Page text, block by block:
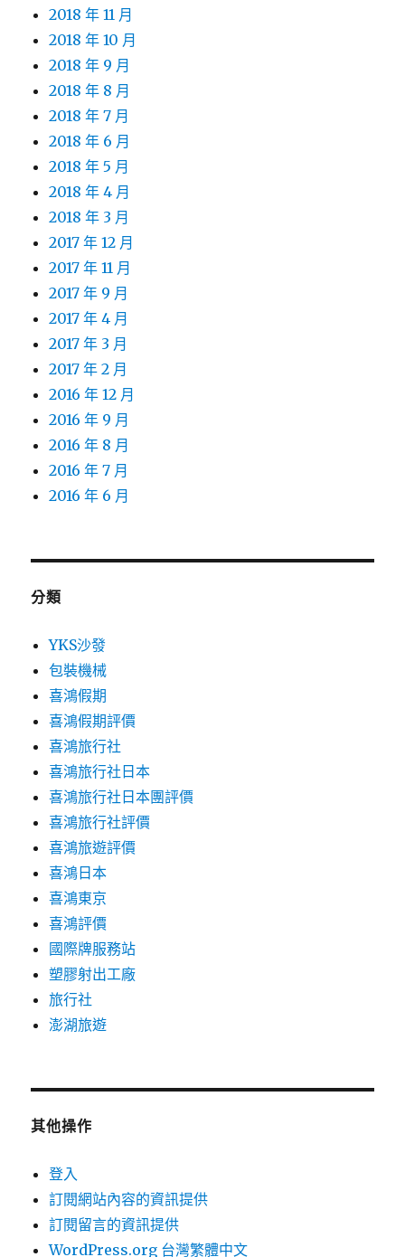
2018 年 11 月
2018 年 10 月
2018 年 9 月
2018 年 8 月
2018 年 7 月
2018 年 6 月
2018 年 5 月
2018 年 4 月
2018 年 3 月
2017 年 12 月
2017 年 11 月
2017 年 9 月
2017 年 4 月
2017 年 3 月
2017 年 2 月
2016 年 12 月
2016 年 9 月
2016 年 8 月
2016 年 7 月
2016 年 6 月
分類
YKS沙發
包裝機械
喜鴻假期
喜鴻假期評價
喜鴻旅行社
喜鴻旅行社日本
喜鴻旅行社日本團評價
喜鴻旅行社評價
喜鴻旅遊評價
喜鴻日本
喜鴻東京
喜鴻評價
國際牌服務站
塑膠射出工廠
旅行社
澎湖旅遊
其他操作
登入
訂閱網站內容的資訊提供
訂閱留言的資訊提供
WordPress.org 台灣繁體中文